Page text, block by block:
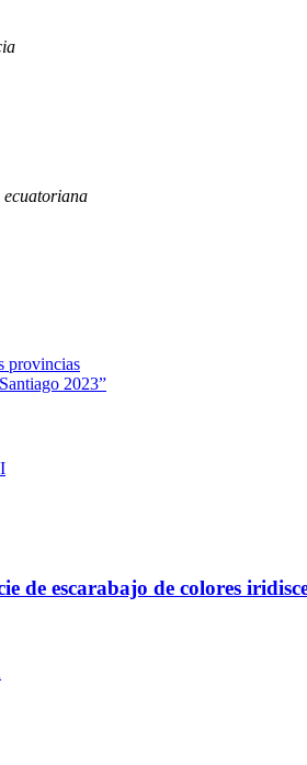
ecuatoriana
provincias
2023”
de escarabajo de colores